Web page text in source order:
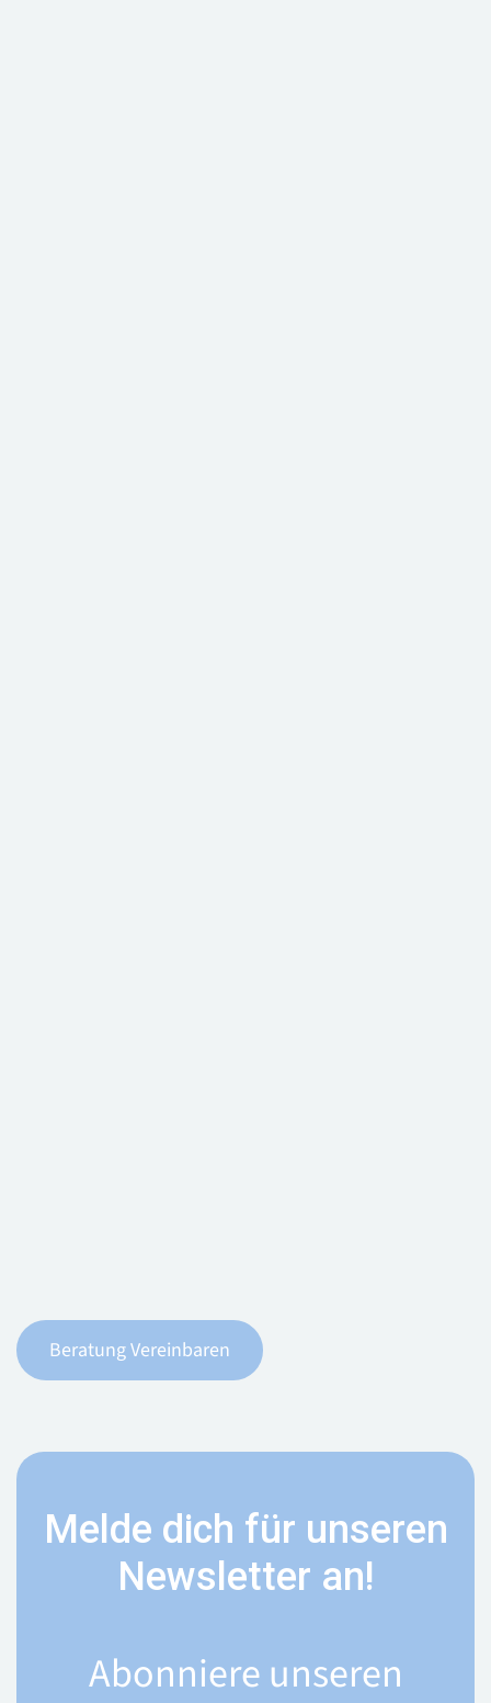
Beratung Vereinbaren
Melde dich für unseren
Newsletter an!
Abonniere unseren